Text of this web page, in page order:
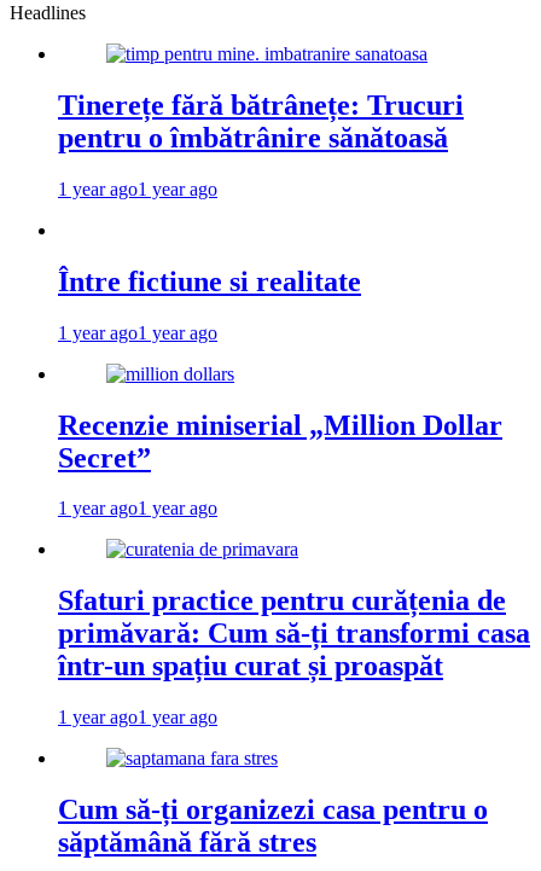
Headlines
Tinerețe fără bătrânețe: Trucuri
pentru o îmbătrânire sănătoasă
1 year ago1 year ago
Între fictiune si realitate
1 year ago1 year ago
Recenzie miniserial „Million Dollar
Secret”
1 year ago1 year ago
Sfaturi practice pentru curățenia de
primăvară: Cum să-ți transformi casa
într-un spațiu curat și proaspăt
1 year ago1 year ago
Cum să-ți organizezi casa pentru o
săptămână fără stres